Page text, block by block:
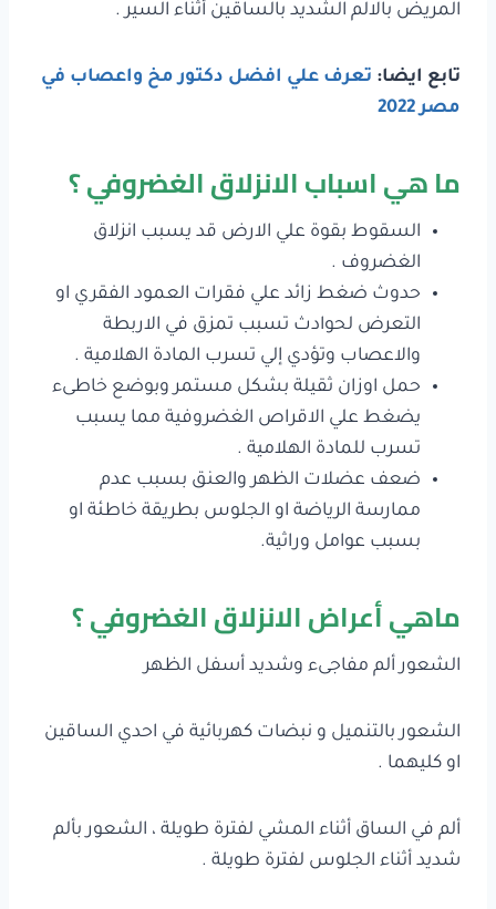
المريض بالالم الشديد بالساقين أثناء السير .
تابع ايضا: تعرف علي افضل دكتور مخ واعصاب في
مصر 2022
ما هي اسباب الانزلاق الغضروفي ؟
السقوط بقوة علي الارض قد يسبب انزلاق
الغضروف .
حدوث ضغط زائد علي فقرات العمود الفقري او
التعرض لحوادث تسبب تمزق في الاربطة
والاعصاب وتؤدي إلي تسرب المادة الهلامية .
حمل اوزان ثقيلة بشكل مستمر وبوضع خاطىء
يضغط علي الاقراص الغضروفية مما يسبب
تسرب للمادة الهلامية .
ضعف عضلات الظهر والعنق بسبب عدم
ممارسة الرياضة او الجلوس بطريقة خاطئة او
بسبب عوامل وراثية.
ماهي أعراض الانزلاق الغضروفي ؟
الشعور ألم مفاجىء وشديد أسفل الظهر
الشعور بالتنميل و نبضات كهربائية في احدي الساقين
او كليهما .
ألم في الساق أثناء المشي لفترة طويلة ، الشعور بألم
شديد أثناء الجلوس لفترة طويلة .